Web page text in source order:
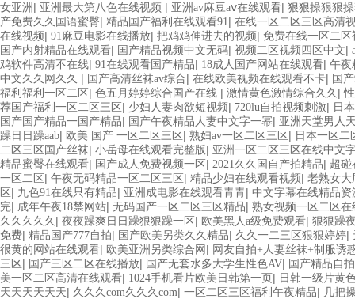
女亚洲 | 亚洲最大第八色在线视频 | 亚洲av麻豆aⅴ在线观看| 狠狠操狠狠
产免费久久国语蜜臀| 精品国产福利在线观看91| 在线一区二区三区高清
在线视频| 91麻豆电影在线播放| 把鸡鸡伸进去的视频| 免费在线一区二区
国产内射精品在线观看| 国产精品视频中文无码| 视频二区视频四区中文|
鸡软件高清不在线| 91在线观看国产精品| 18成人国产网站在线观看| 午夜
中文久久网久久 | 国产高清丝袜av综合| 在线欧美视频在线观看不卡| 国
福利福利一区二区 | 色五月婷婷综合国产在线 | 激情黄色激情综合久久 |
荐国产福利一区二区三区 | 少妇人妻肉欲短视频| 720lu自拍视频刺激| 日
国产国产精品一国产精品| 国产午夜精品人妻中文字一幂| 亚洲天堂男人
躁日日躁aab| 欧美 国产 一区二区三区 | 熟妇av一区二区三区 | 日本一区二
二区三区国产丝袜| 小岳母在线观看完整版 | 亚洲一区二区三区在线中文
精品蜜臀在线观看| 国产成人免费视频一区 | 2021久久国自产拍精品| 超碰
一区二区 | 午夜无码精品一区二区三区 | 精品少妇在线观看视频| 老熟女大
区 | 九色91在线只有精品| 亚洲成电影在线观看青青| 中文字幕在线精品资
完| 成年午夜18禁网站| 无码国产一区二区三区精品| 熟女视频一区二区在
久久久久久 | 夜夜躁爽日日躁狠狠躁一区 | 欧美黑人a级免费观看| 狠狠躁
免费| 精品国产777自拍| 国产欧美另类久久精品| 久久一二三区狠狠婷婷|
很黄的网站在线观看| 欧美亚洲另类综合网 | 网友自拍+人妻丝袜+制服诱
三区 | 国产三区二区在线播放| 国产无套水多大学生性色AV| 国产精品自
美一区二区高清在线观看| 1024手机看片欧美日韩第一页 | 日韩一级片黄
天天天天天天| 久久久com久久久com| 一区二区三区福利午夜精品| 几把